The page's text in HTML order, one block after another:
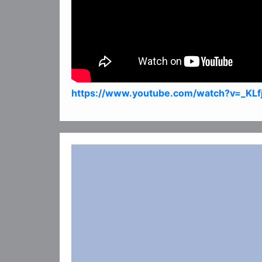
https://www.youtube.com/